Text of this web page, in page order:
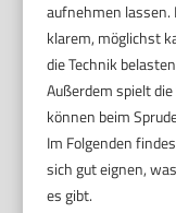
aufnehmen
klarem, möglichst
die Technik
Außerdem spielt
können beim
Im Folgenden
sich gut eignen,
es gibt.